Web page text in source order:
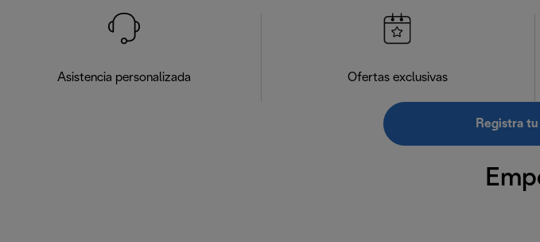
Asistencia personalizada Ofertas exclusivas
Registra